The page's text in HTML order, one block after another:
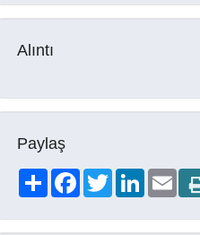
Alıntı
Paylaş
ShareFacebookTwitterLinkedIn